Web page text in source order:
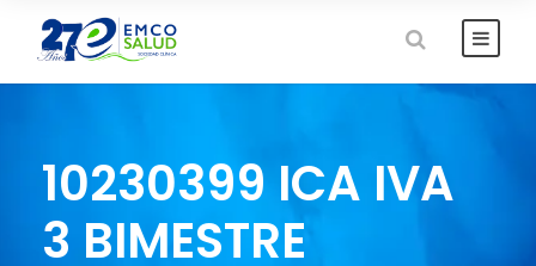
10230399 ICA IVA
3 BIMESTRE